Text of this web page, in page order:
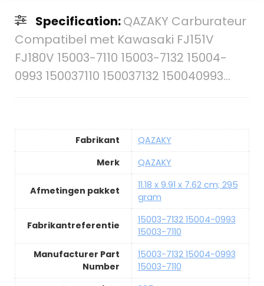
Specification:QAZAKY Carburateur
Compatibel met Kawasaki FJ151V
FJ180V 15003-7110 15003-7132 15004-
0993 150037110 150037132 150040993…
Fabrikant
QAZAKY
Merk
QAZAKY
Afmetingen pakket
11.18 x 9.91 x 7.62 cm; 295
gram
Fabrikantreferentie
15003-7132 15004-0993
15003-7110
Manufacturer Part
Number
15003-7132 15004-0993
15003-7110